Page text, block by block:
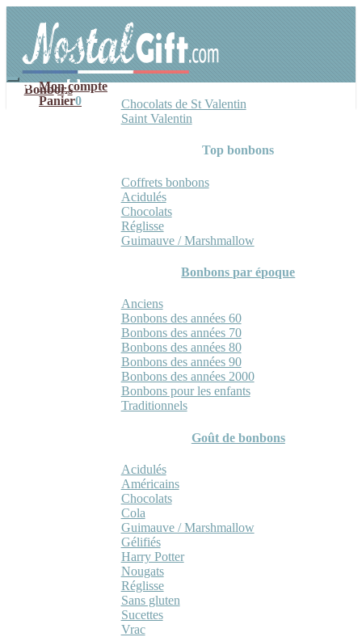
navigation
contenu
Mon compte
Panier0
Bonbons
Chocolats de St Valentin
Saint Valentin
Top bonbons
Coffrets bonbons
Acidulés
Chocolats
Réglisse
Guimauve / Marshmallow
Bonbons par époque
Anciens
Bonbons des années 60
Bonbons des années 70
Bonbons des années 80
Bonbons des années 90
Bonbons des années 2000
Bonbons pour les enfants
Traditionnels
Goût de bonbons
Acidulés
Américains
Chocolats
Cola
Guimauve / Marshmallow
Gélifiés
Harry Potter
Nougats
Réglisse
Sans gluten
Sucettes
Vrac